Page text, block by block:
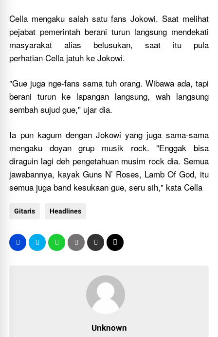
Cella mengaku salah satu fans Jokowi. Saat melihat
pejabat pemerintah berani turun langsung mendekati
masyarakat alias belusukan, saat itu pula
perhatian Cella jatuh ke Jokowi.
"Gue juga nge-fans sama tuh orang. Wibawa ada, tapi
berani turun ke lapangan langsung, wah langsung
sembah sujud gue," ujar dia.
Ia pun kagum dengan Jokowi yang juga sama-sama
mengaku doyan grup musik rock. "Enggak bisa
diraguin lagi deh pengetahuan musim rock dia. Semua
jawabannya, kayak Guns N’ Roses, Lamb Of God, itu
semua juga band kesukaan gue, seru sih," kata Cella
Gitaris Headlines
Unknown